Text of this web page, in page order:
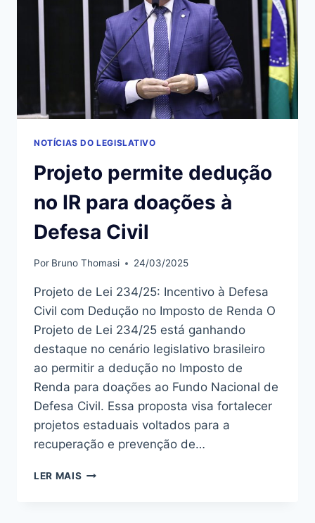
ATÉ
2030
NOTÍCIAS DO LEGISLATIVO
Projeto permite dedução
no IR para doações à
Defesa Civil
Por Bruno Thomasi 24/03/2025
Projeto de Lei 234/25: Incentivo à Defesa
Civil com Dedução no Imposto de Renda O
Projeto de Lei 234/25 está ganhando
destaque no cenário legislativo brasileiro
ao permitir a dedução no Imposto de
Renda para doações ao Fundo Nacional de
Defesa Civil. Essa proposta visa fortalecer
projetos estaduais voltados para a
recuperação e prevenção de…
LER MAIS PROJETO